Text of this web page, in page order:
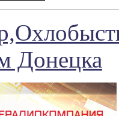
Донецка